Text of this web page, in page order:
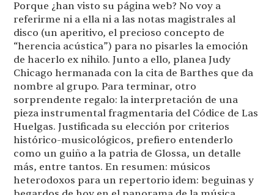
Porque ¿han visto su página web? No voy a
referirme ni a ella ni a las notas magistrales al
disco (un aperitivo, el precioso concepto de
“herencia acústica”) para no pisarles la emoción
de hacerlo ex nihilo. Junto a ello, planea Judy
Chicago hermanada con la cita de Barthes que da
nombre al grupo. Para terminar, otro
sorprendente regalo: la interpretación de una
pieza instrumental fragmentaria del Códice de Las
Huelgas. Justificada su elección por criterios
histórico-musicológicos, prefiero entenderlo
como un guiño a la patria de Glossa, un detalle
más, entre tantos. En resumen: músicos
heterodoxos para un repertorio idem: beguinas y